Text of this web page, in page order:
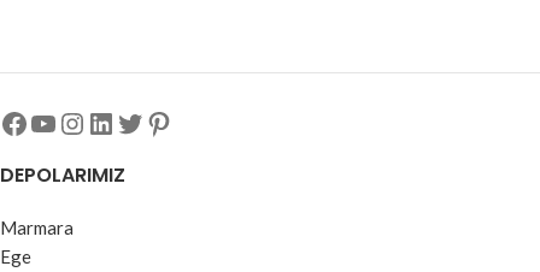
DEPOLARIMIZ
Marmara
Ege